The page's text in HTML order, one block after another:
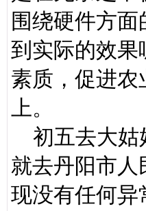
围绕硬件方
到实际的效果
素质，促进
上。
初五去大姑
就去丹阳市人
现没有任何异